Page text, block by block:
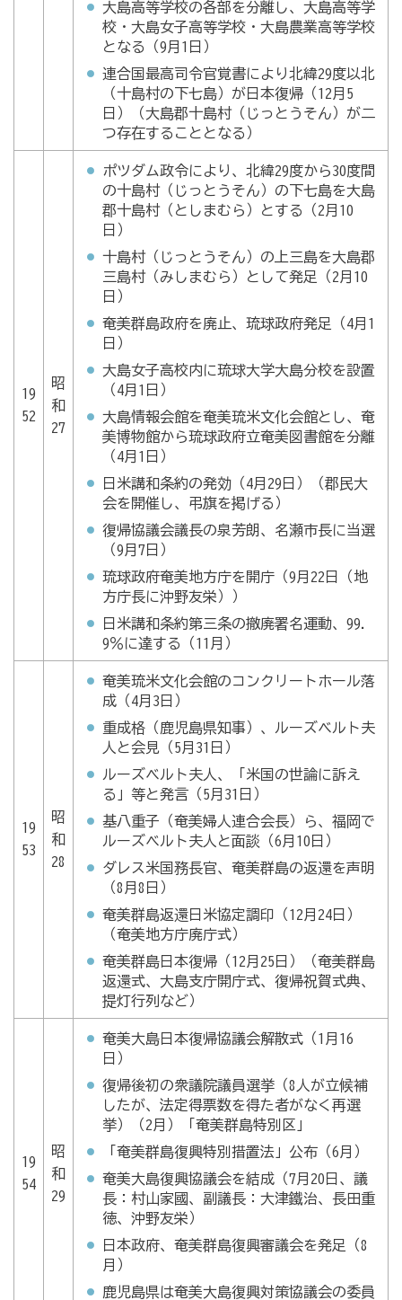
大島高等学校の各部を分離し、大島高等学
校・大島女子高等学校・大島農業高等学校
となる（9月1日）
連合国最高司令官覚書により北緯29度以北
（十島村の下七島）が日本復帰（12月5
日）（大島郡十島村（じっとうそん）が二
つ存在することとなる）
19
52
昭
和
27
ポツダム政令により、北緯29度から30度間
の十島村（じっとうそん）の下七島を大島
郡十島村（としまむら）とする（2月10
日）
十島村（じっとうそん）の上三島を大島郡
三島村（みしまむら）として発足（2月10
日）
奄美群島政府を廃止、琉球政府発足（4月1
日）
大島女子高校内に琉球大学大島分校を設置
（4月1日）
大島情報会館を奄美琉米文化会館とし、奄
美博物館から琉球政府立奄美図書館を分離
（4月1日）
日米講和条約の発効（4月29日）（郡民大
会を開催し、弔旗を掲げる）
復帰協議会議長の泉芳朗、名瀬市長に当選
（9月7日）
琉球政府奄美地方庁を開庁（9月22日（地
方庁長に沖野友栄））
日米講和条約第三条の撤廃署名運動、99.
9％に達する（11月）
19
53
昭
和
28
奄美琉米文化会館のコンクリートホール落
成（4月3日）
重成格（鹿児島県知事）、ルーズベルト夫
人と会見（5月31日）
ルーズベルト夫人、「米国の世論に訴え
る」等と発言（5月31日）
基八重子（奄美婦人連合会長）ら、福岡で
ルーズベルト夫人と面談（6月10日）
ダレス米国務長官、奄美群島の返還を声明
（8月8日）
奄美群島返還日米協定調印（12月24日）
（奄美地方庁廃庁式）
奄美群島日本復帰（12月25日）（奄美群島
返還式、大島支庁開庁式、復帰祝賀式典、
提灯行列など）
19
54
昭
和
29
奄美大島日本復帰協議会解散式（1月16
日）
復帰後初の衆議院議員選挙（8人が立候補
したが、法定得票数を得た者がなく再選
挙）（2月）「奄美群島特別区」
「奄美群島復興特別措置法」公布（6月）
奄美大島復興協議会を結成（7月20日、議
長：村山家國、副議長：大津鐵治、長田重
徳、沖野友栄）
日本政府、奄美群島復興審議会を発足（8
月）
鹿児島県は奄美大島復興対策協議会の委員